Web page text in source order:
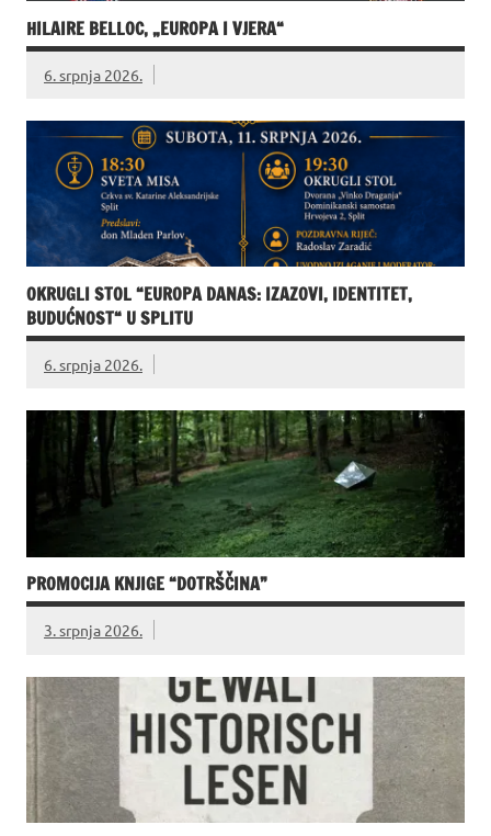
HILAIRE BELLOC, „EUROPA I VJERA“
6. srpnja 2026.
OKRUGLI STOL “EUROPA DANAS: IZAZOVI, IDENTITET,
BUDUĆNOST“ U SPLITU
6. srpnja 2026.
PROMOCIJA KNJIGE “DOTRŠČINA”
3. srpnja 2026.